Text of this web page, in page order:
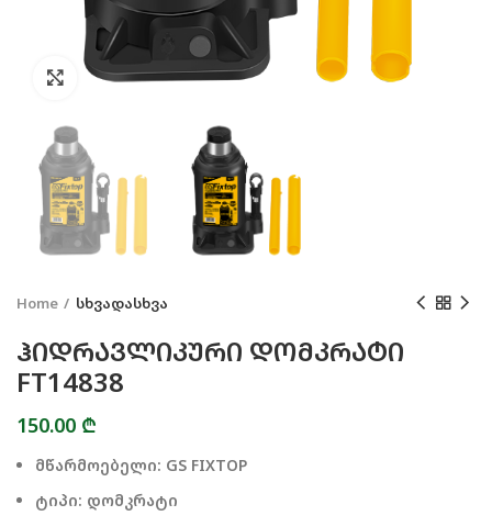
Click to enlarge
Home სხვადასხვა
ᲰᲘᲓᲠᲐᲕᲚᲘᲙᲣᲠᲘ ᲓᲝᲛᲙᲠᲐᲢᲘ
FT14838
150.00 ₾
მწარმოებელი: GS FIXTOP
ტიპი: დომკრატი